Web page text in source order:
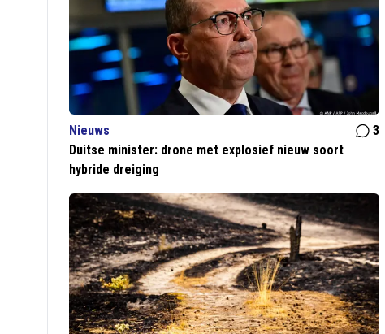
Nieuws
3
Duitse minister: drone met explosief nieuw soort
hybride dreiging